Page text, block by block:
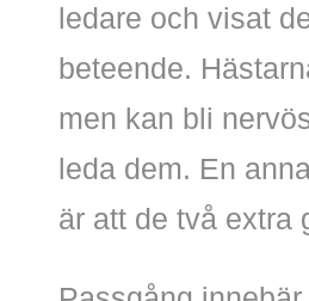
ledare och visat
beteende.
men kan bli
leda dem. En
är att de två extra